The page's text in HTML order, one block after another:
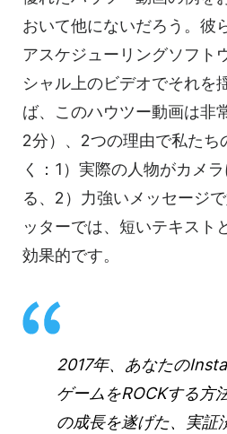
おいて他にないだろう。彼
アスケジューリングソフト
シャル上のビデオでそれを
ば、このハウツー動画は非
2分）、2つの理由で私たち
く：1）実際の人物がカメ
る、2）力強いメッセージ
ッターでは、短いテキスト
効果的です。
2017年、あなたの
ゲームをROCKする方
の成長を遂げた、実証